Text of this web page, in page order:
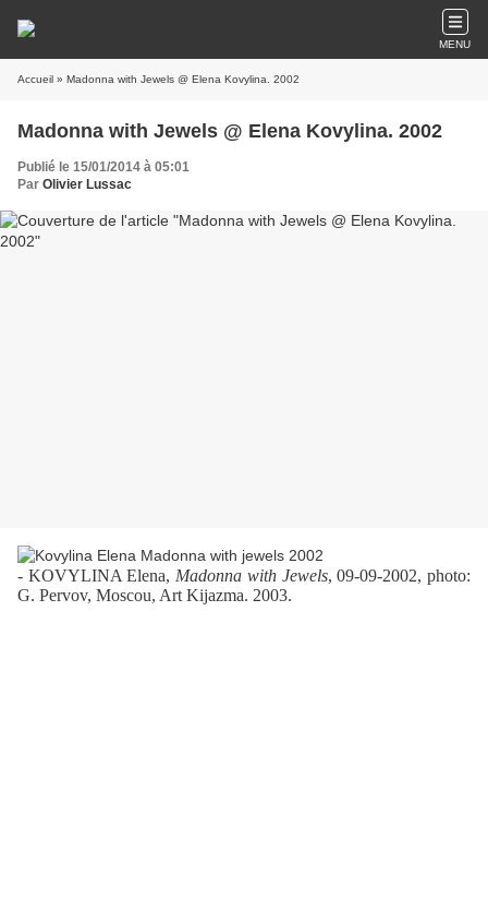
MENU
Accueil » Madonna with Jewels @ Elena Kovylina. 2002
Madonna with Jewels @ Elena Kovylina. 2002
Publié le 15/01/2014 à 05:01
Par Olivier Lussac
- KOVYLINA Elena, Madonna with Jewels, 09-09-2002, photo:
G. Pervov, Moscou, Art Kijazma. 2003.